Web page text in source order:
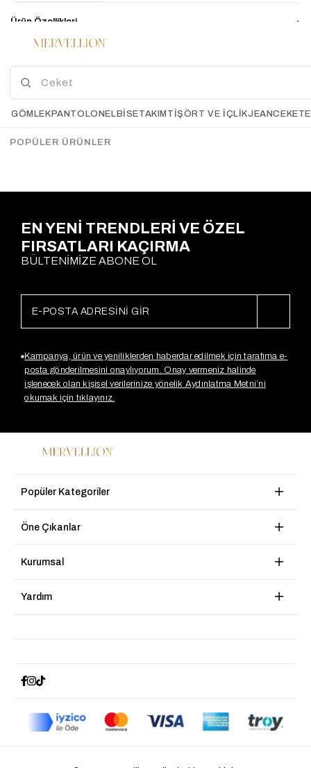
Ürün Özellikleri
Ürün boy 64cm
Manken boy 167cm
Manken kilo 49-50kg
Kumaş İçeriği %50 likra %29 naylon %15 polyester %6 yün
EN YENİ TRENDLERİ VE ÖZEL
FIRSATLARI KAÇIRMA
BÜLTENİMİZE ABONE OL
Kampanya, ürün ve yeniliklerden haberdar edilmek için tarafıma e-
posta gönderilmesini onaylıyorum. Onay vermeniz halinde
işlenecek olan kişisel verilerinize yönelik Aydınlatma Metni’ni
okumak için tıklayınız.
Popüler Kategoriler
Öne Çıkanlar
Kurumsal
Yardım
GÖMLEK PANTOLON ELBİSETAKIM TIŞÖRT VE İÇLIKJEANCEKET
POPÜLER ÜRÜNLER